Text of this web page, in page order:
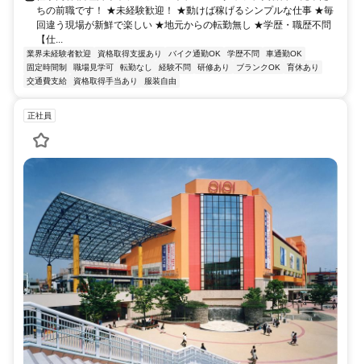
ちの前職です！ ★未経験歓迎！ ★動けば稼げるシンプルな仕事 ★毎
回違う現場が新鮮で楽しい ★地元からの転勤無し ★学歴・職歴不問
【仕...
業界未経験者歓迎 資格取得支援あり バイク通勤OK 学歴不問
車通勤OK
固定時間制
職場見学可 転勤なし 経験不問 研修あり ブランクOK
育休あり
交通費支給
資格取得手当あり 服装自由
正社員